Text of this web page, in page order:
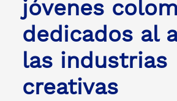
jóvenes
dedicados al
las industrias
creativas